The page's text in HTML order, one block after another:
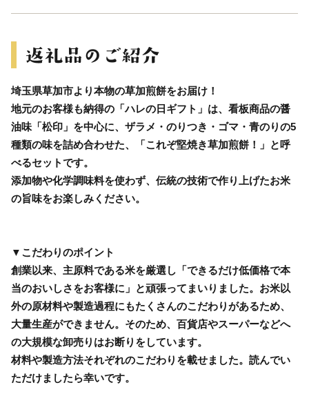
埼玉県草加市より本物の草加煎餅をお届け！
地元のお客様も納得の「ハレの日ギフト」は、看板商品の醤
油味「松印」を中心に、ザラメ・のりつき・ゴマ・青のりの5
種類の味を詰め合わせた、「これぞ堅焼き草加煎餅！」と呼
べるセットです。
添加物や化学調味料を使わず、伝統の技術で作り上げたお米
の旨味をお楽しみください。
▼こだわりのポイント
創業以来、主原料である米を厳選し「できるだけ低価格で本
当のおいしさをお客様に」と頑張ってまいりました。お米以
外の原材料や製造過程にもたくさんのこだわりがあるため、
大量生産ができません。そのため、百貨店やスーパーなどへ
の大規模な卸売りはお断りをしています。
材料や製造方法それぞれのこだわりを載せました。読んでい
ただけましたら幸いです。